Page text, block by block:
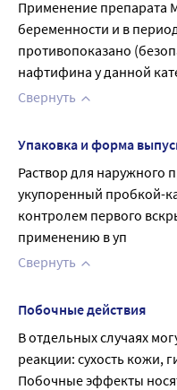
Применение препарата
беременности и в
противопоказано
нафтифина у данной
Свернуть
Упаковка и форма
Раствор для наружного
укупоренный пробкой-
контролем первого
применению в уп
Свернуть
Побочные действия
В отдельных случаях
реакции: сухость кожи,
Побочные эффекты